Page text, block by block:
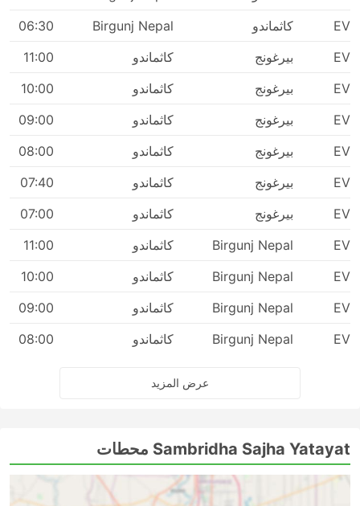
اعتبارك ولا تخطط لاتصالات ضيقة.
السفر على طرق معينة أو خلال الفترات الأكثر شيوعًا قد
يتطلب الحجز المسبق. ضع في اعتبارك أنه ليس من
الحافلة التالية - فقد يتم بيع جميع التذاكر، لذا نظم رحلتك
EV
كاثماندو Birgunj Nepal
06:30
EV
بيرغونج كاثماندو
11:00
EV
بيرغونج كاثماندو
10:00
EV
بيرغونج كاثماندو
09:00
EV
بيرغونج كاثماندو
08:00
EV
بيرغونج كاثماندو
07:40
EV
بيرغونج كاثماندو
07:00
EV
Birgunj Nepal كاثماندو
11:00
EV
Birgunj Nepal كاثماندو
10:00
EV
Birgunj Nepal كاثماندو
09:00
EV
Birgunj Nepal كاثماندو 08:00
عرض المزيد
Sambridha Sajha Yatayat محطات